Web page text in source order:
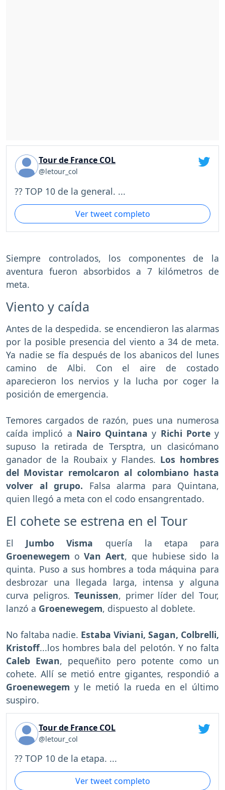
Tour de France COL
@letour_col
?? TOP 10 de la general. ...
Ver tweet completo
Siempre controlados, los componentes de la
aventura fueron absorbidos a 7 kilómetros de
meta.
Viento y caída
Antes de la despedida. se encendieron las alarmas
por la posible presencia del viento a 34 de meta.
Ya nadie se fía después de los abanicos del lunes
camino de Albi. Con el aire de costado
aparecieron los nervios y la lucha por coger la
posición de emergencia.
Temores cargados de razón, pues una numerosa
caída implicó a Nairo Quintana y Richi Porte y
supuso la retirada de Tersptra, un clasicómano
ganador de la Roubaix y Flandes. Los hombres
del Movistar remolcaron al colombiano hasta
volver al grupo. Falsa alarma para Quintana,
quien llegó a meta con el codo ensangrentado.
El cohete se estrena en el Tour
El Jumbo Visma quería la etapa para
Groenewegem oVan Aert, que hubiese sido la
quinta. Puso a sus hombres a toda máquina para
desbrozar una llegada larga, intensa y alguna
curva peligros. Teunissen, primer líder del Tour,
lanzó a Groenewegem, dispuesto al doblete.
No faltaba nadie. Estaba Viviani, Sagan, Colbrelli,
Kristoff...los hombres bala del pelotón. Y no falta
Caleb Ewan, pequeñito pero potente como un
cohete. Allí se metió entre gigantes, respondió a
Groenewegem y le metió la rueda en el último
suspiro.
Tour de France COL
@letour_col
?? TOP 10 de la etapa. ...
Ver tweet completo